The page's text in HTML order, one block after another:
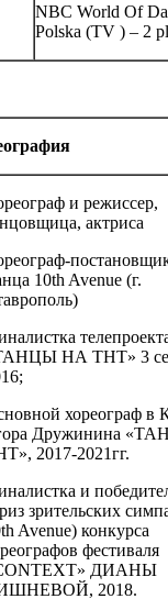
NBC World Of
Polska (TV ) – 2
и режиссер,
актриса
10th Avenue (г.
НА ТНТ» 3
хореограф в
Дружинина
2017-2021гг.
и
зрительских
Avenue) конкурса
фестиваля
ДИАНЫ
2018.